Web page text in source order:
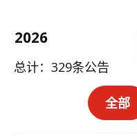
2026
总计： 329条公告
全部